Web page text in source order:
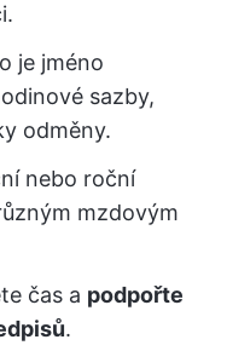
je jméno
sazby,
odměny.
nebo roční
mzdovým
čas a podpořte
.